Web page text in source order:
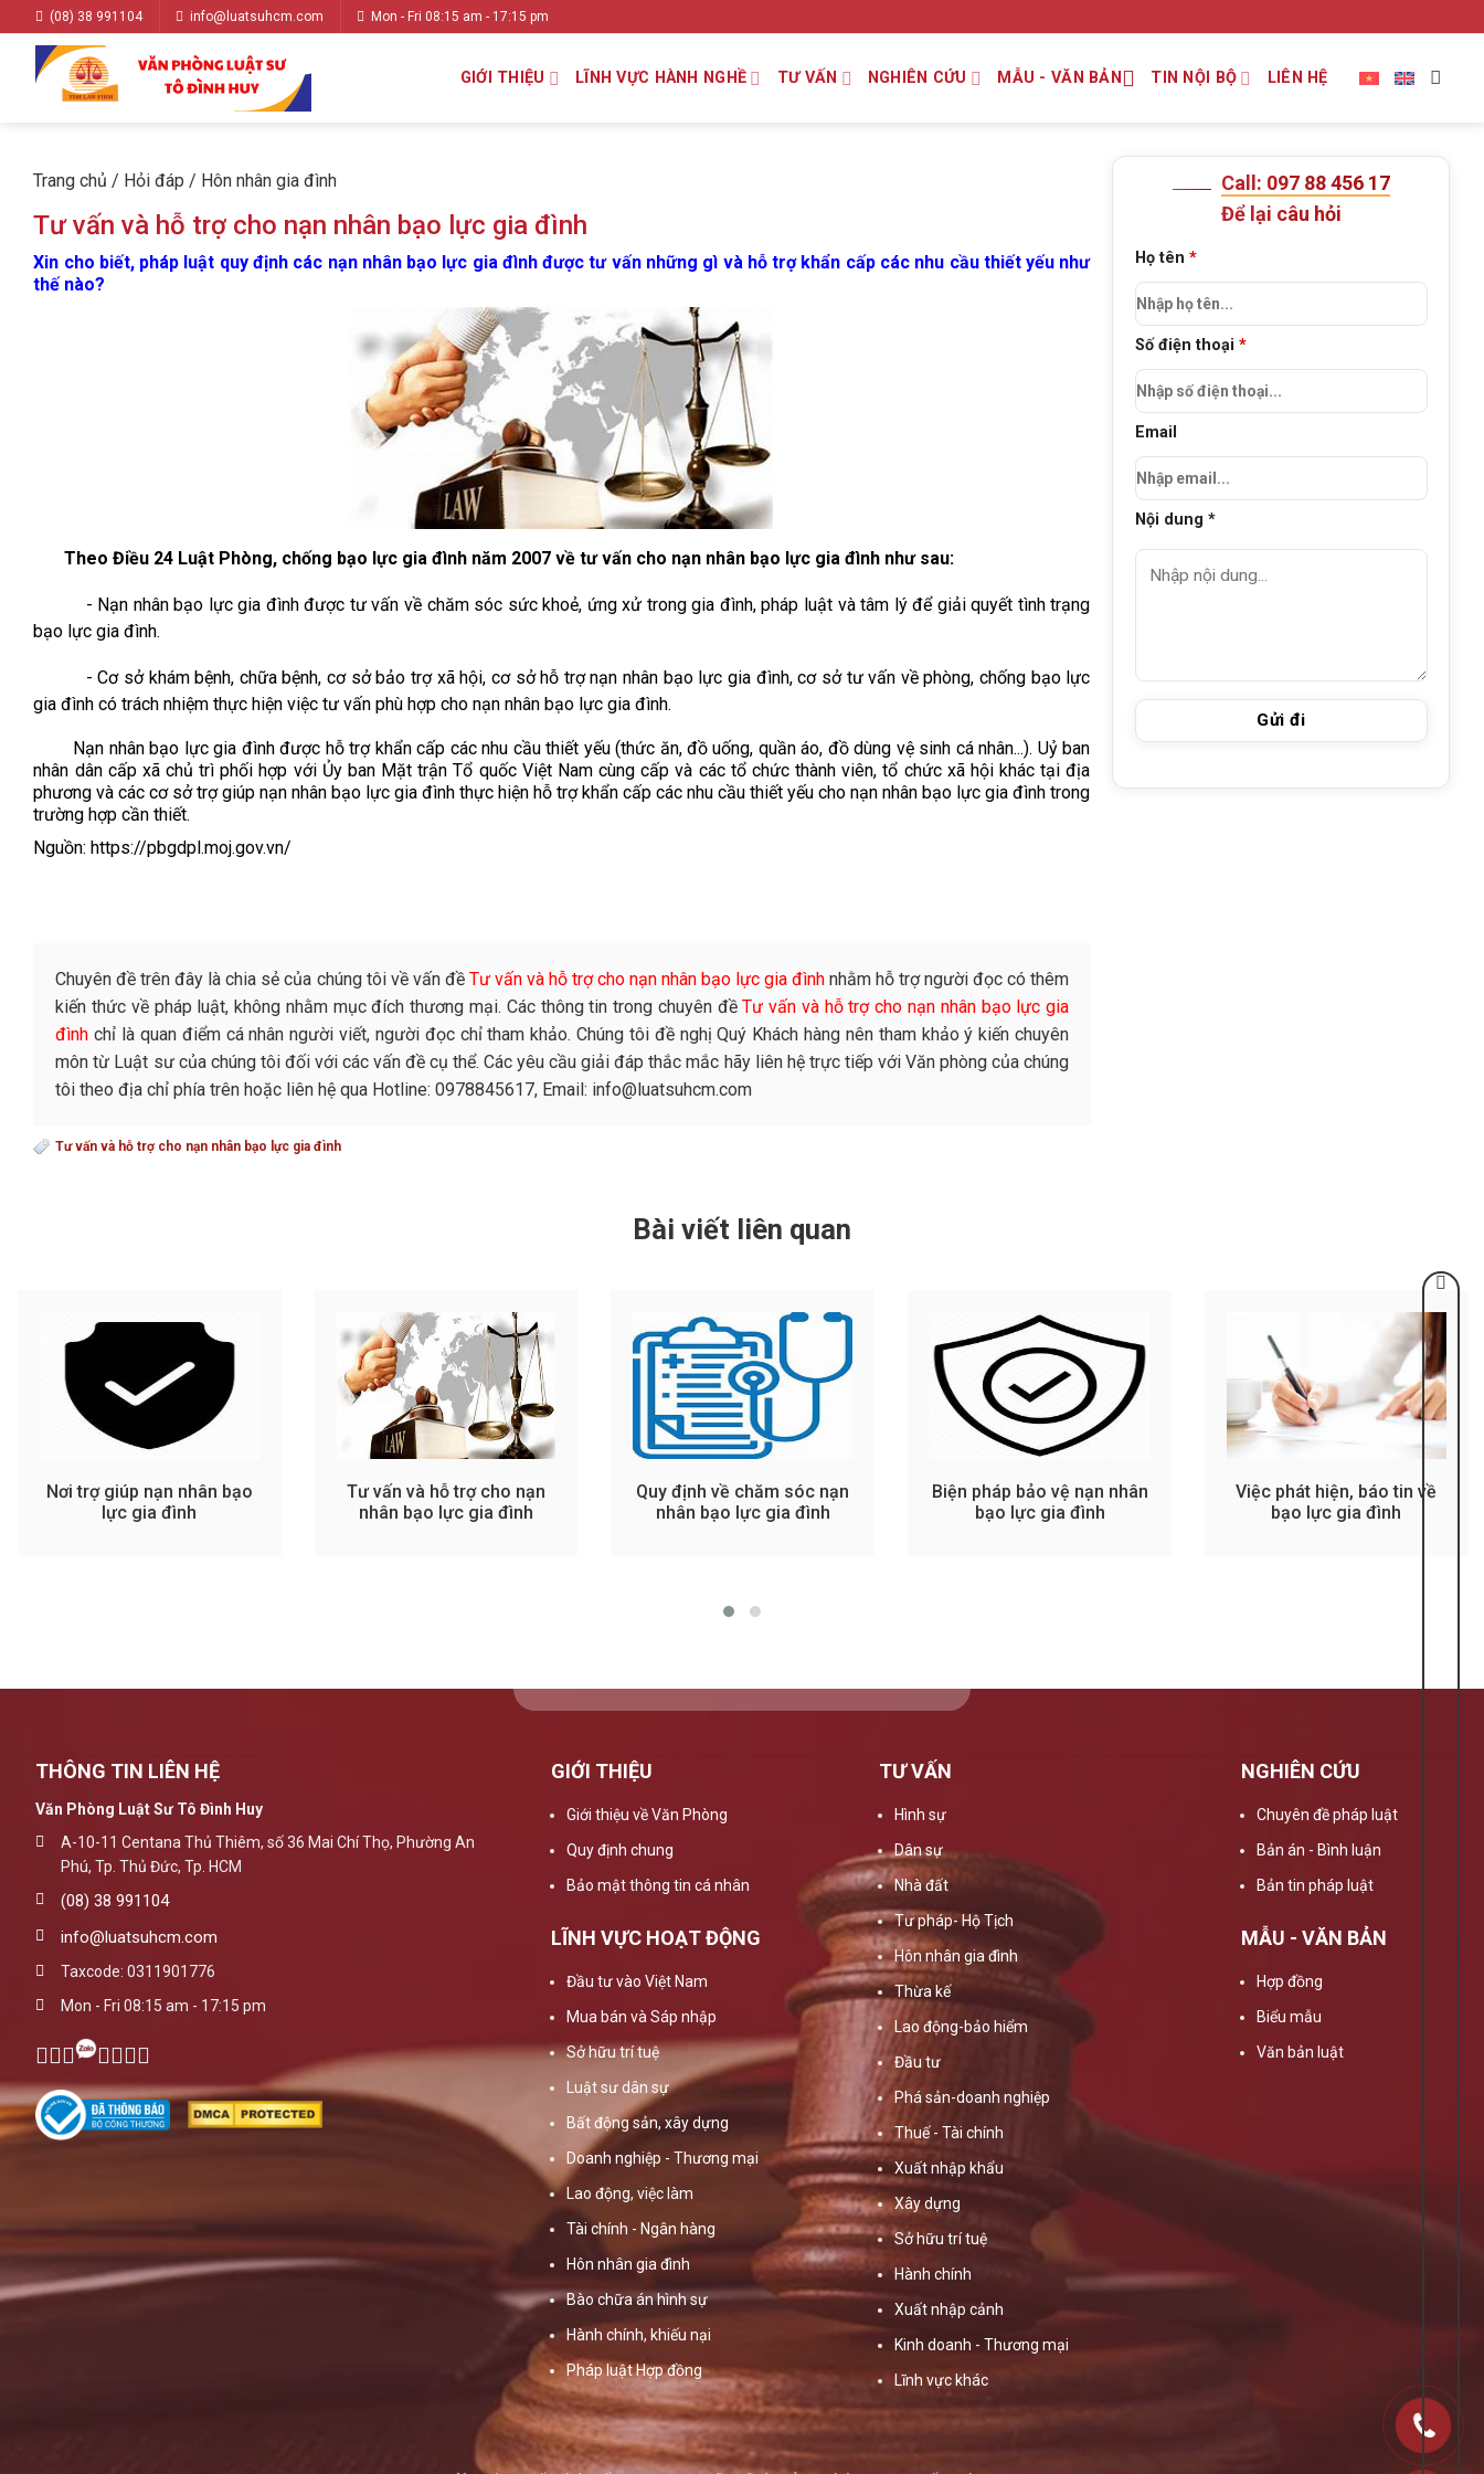
(08) 38 991104 info@luatsuhcm.com Mon - Fri 08:15 am - 17:15 pm
GIỚI THIỆU LĨNH VỰC HÀNH NGHỀ TƯ VẤN NGHIÊN CỨU MẪU - VĂN BẢN TIN NỘI BỘ LIÊN HỆ
Trang chủ / Hỏi đáp / Hôn nhân gia đình
Tư vấn và hỗ trợ cho nạn nhân bạo lực gia đình
Xin cho biết, pháp luật quy định các nạn nhân bạo lực gia đình được tư vấn những gì và hỗ trợ khẩn cấp các nhu cầu thiết yếu như
thế nào?
Theo Điều 24 Luật Phòng, chống bạo lực gia đình năm 2007 về tư vấn cho nạn nhân bạo lực gia đình như sau:
- Nạn nhân bạo lực gia đình được tư vấn về chăm sóc sức khoẻ, ứng xử trong gia đình, pháp luật và tâm lý để giải quyết tình trạng
bạo lực gia đình.
- Cơ sở khám bệnh, chữa bệnh, cơ sở bảo trợ xã hội, cơ sở hỗ trợ nạn nhân bạo lực gia đình, cơ sở tư vấn về phòng, chống bạo lực
gia đình có trách nhiệm thực hiện việc tư vấn phù hợp cho nạn nhân bạo lực gia đình.
Nạn nhân bạo lực gia đình được hỗ trợ khẩn cấp các nhu cầu thiết yếu (thức ăn, đồ uống, quần áo, đồ dùng vệ sinh cá nhân...). Uỷ ban
nhân dân cấp xã chủ trì phối hợp với Ủy ban Mặt trận Tổ quốc Việt Nam cùng cấp và các tổ chức thành viên, tổ chức xã hội khác tại địa
phương và các cơ sở trợ giúp nạn nhân bạo lực gia đình thực hiện hỗ trợ khẩn cấp các nhu cầu thiết yếu cho nạn nhân bạo lực gia đình trong
trường hợp cần thiết.
Nguồn: https://pbgdpl.moj.gov.vn/
Chuyên đề trên đây là chia sẻ của chúng tôi về vấn đề Tư vấn và hỗ trợ cho nạn nhân bạo lực gia đìnhnhằm hỗ trợ người đọc có thêm
kiến thức về pháp luật, không nhằm mục đích thương mại. Các thông tin trong chuyên đềTư vấn và hỗ trợ cho nạn nhân bạo lực gia
đình chỉ là quan điểm cá nhân người viết, người đọc chỉ tham khảo. Chúng tôi đề nghị Quý Khách hàng nên tham khảo ý kiến chuyên
môn từ Luật sư của chúng tôi đối với các vấn đề cụ thể. Các yêu cầu giải đáp thắc mắc hãy liên hệ trực tiếp với Văn phòng của chúng
tôi theo địa chỉ phía trên hoặc liên hệ qua Hotline: 0978845617, Email: info@luatsuhcm.com
Tư vấn và hỗ trợ cho nạn nhân bạo lực gia đình
Call: 097 88 456 17
Để lại câu hỏi
Họ tên*
Số điện thoại*
Email
Nội dung *
Bài viết liên quan
Nơi trợ giúp nạn nhân bạo
lực gia đình
Tư vấn và hỗ trợ cho nạn
nhân bạo lực gia đình
Quy định về chăm sóc nạn
nhân bạo lực gia đình
Biện pháp bảo vệ nạn nhân
bạo lực gia đình
Việc phát hiện, báo tin về
bạo lực gia đình
THÔNG TIN LIÊN HỆ
Văn Phòng Luật Sư Tô Đình Huy
A-10-11 Centana Thủ Thiêm, số 36 Mai Chí Thọ, Phường An
Phú, Tp. Thủ Đức, Tp. HCM
(08) 38 991104
info@luatsuhcm.com
Taxcode: 0311901776
Mon - Fri 08:15 am - 17:15 pm
GIỚI THIỆU
Giới thiệu về Văn Phòng
Quy định chung
Bảo mật thông tin cá nhân
LĨNH VỰC HOẠT ĐỘNG
Đầu tư vào Việt Nam
Mua bán và Sáp nhập
Sở hữu trí tuệ
Luật sư dân sự
Bất động sản, xây dựng
Doanh nghiệp - Thương mại
Lao động, việc làm
Tài chính - Ngân hàng
Hôn nhân gia đình
Bào chữa án hình sự
Hành chính, khiếu nại
Pháp luật Hợp đồng
TƯ VẤN
Hình sự
Dân sự
Nhà đất
Tư pháp- Hộ Tịch
Hôn nhân gia đình
Thừa kế
Lao động-bảo hiểm
Đầu tư
Phá sản-doanh nghiệp
Thuế - Tài chính
Xuất nhập khẩu
Xây dựng
Sở hữu trí tuệ
Hành chính
Xuất nhập cảnh
Kinh doanh - Thương mại
Lĩnh vực khác
NGHIÊN CỨU
Chuyên đề pháp luật
Bản án - Bình luận
Bản tin pháp luật
MẪU - VĂN BẢN
Hợp đồng
Biểu mẫu
Văn bản luật